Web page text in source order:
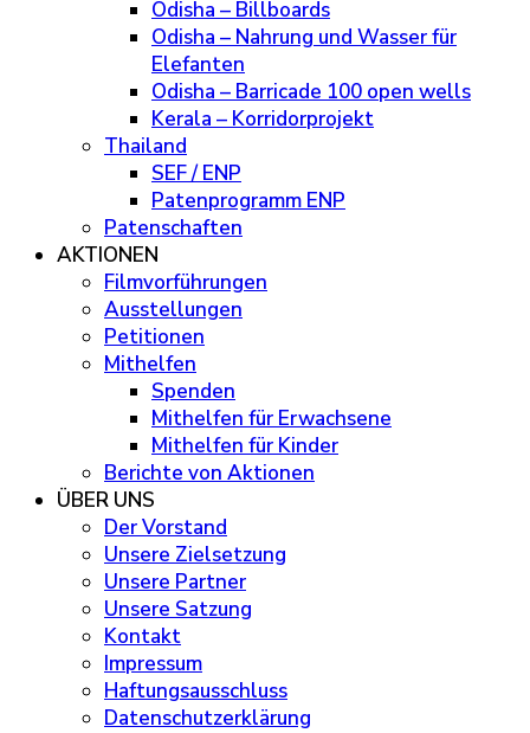
Odisha – Billboards
Odisha – Nahrung und Wasser für
Elefanten
Odisha – Barricade 100 open wells
Kerala – Korridorprojekt
Thailand
SEF / ENP
Patenprogramm ENP
Patenschaften
AKTIONEN
Filmvorführungen
Ausstellungen
Petitionen
Mithelfen
Spenden
Mithelfen für Erwachsene
Mithelfen für Kinder
Berichte von Aktionen
ÜBER UNS
Der Vorstand
Unsere Zielsetzung
Unsere Partner
Unsere Satzung
Kontakt
Impressum
Haftungsausschluss
Datenschutzerklärung